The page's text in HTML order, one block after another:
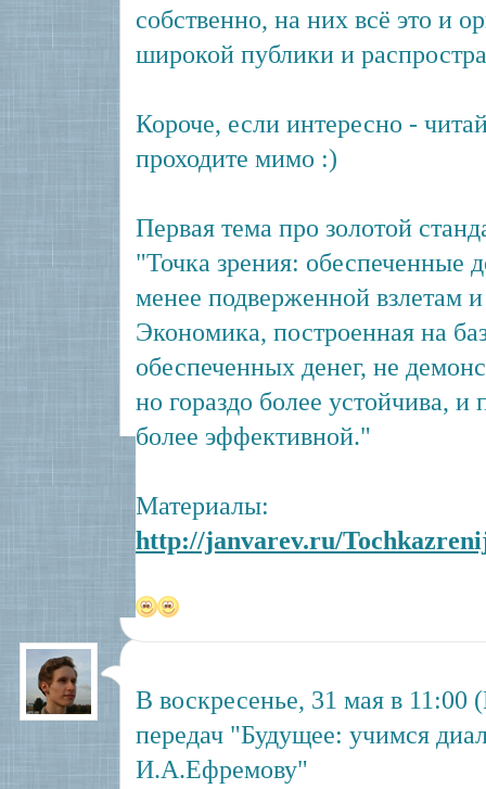
собственно, на них всё это и
широкой публики и
Короче, если интересно -
проходите мимо :)
Первая тема про золотой
"Точка зрения: обеспеченные
менее подверженной взлетам
Экономика, построенная на
обеспеченных денег, не
но гораздо более устойчива, и
более эффективной."
Материалы:
http://janvarev.ru/
В воскресенье, 31 мая в
передач "Будущее: учимся
И.А.Ефремову"